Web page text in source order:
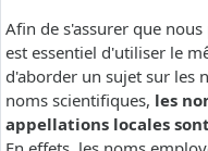
Afin de s'assurer que
est essentiel d'utiliser le
d'aborder un sujet sur les
noms scientifiques, les
appellations locales